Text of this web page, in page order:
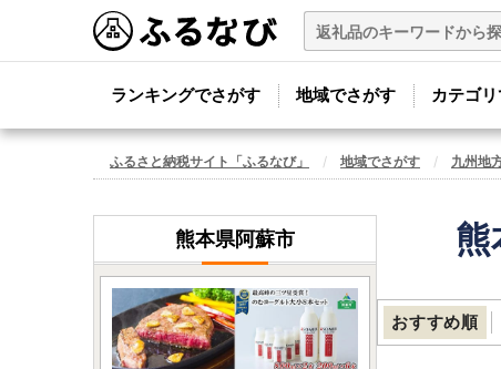
ランキングでさがす 地域でさがす カテゴ
ふるさと納税サイト「ふるなび」 地域でさがす 九州地
おすすめ順
熊本県阿蘇市